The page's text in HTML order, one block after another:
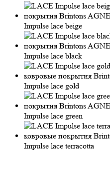
Impulse lace beige
Impulse lace black
Impulse lace gold
Impulse lace green
Impulse lace terracotta